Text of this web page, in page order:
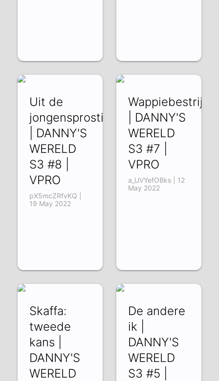
Uit de
jongensprostitutie
| DANNY'S
WERELD
S3 #8 |
VPRO
pX5mcZRfvKQ |
19 May 2022
| DANNY'S
WERELD
S3 #7 |
VPRO
a_UVYefOBks | 12
May 2022
Skaffa:
tweede
kans |
DANNY'S
WERELD
De andere
ik |
DANNY'S
WERELD
S3 #5 |